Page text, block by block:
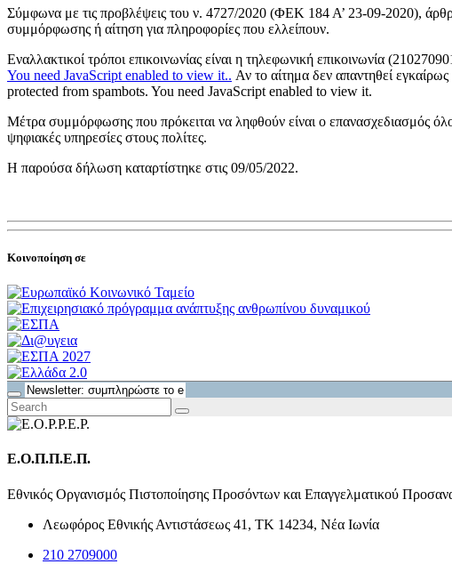
Σύμφωνα με τις προβλέψεις του ν. 4727/2020 (ΦΕΚ 184 Α’ 23-09-2020),
συμμόρφωσης ή αίτηση για πληροφορίες που ελλείπουν.
Εναλλακτικοί τρόποι επικοινωνίας είναι η τηλεφωνική επικοινωνία
You need JavaScript enabled to view it.. Αν το αίτημα δεν απαντηθεί
protected from spambots. You need JavaScript enabled to view it.
Μέτρα συμμόρφωσης που πρόκειται να ληφθούν είναι ο επανασχεδιασμός
ψηφιακές υπηρεσίες στους πολίτες.
Η παρούσα δήλωση καταρτίστηκε στις 09/05/2022.
Κοινοποίηση σε
Ε.Ο.Π.Π.Ε.Π.
Εθνικός Οργανισμός Πιστοποίησης Προσόντων και Επαγγελματικού
Λεωφόρος Εθνικής Αντιστάσεως 41, ΤΚ 14234, Νέα Ιωνία
210 2709000